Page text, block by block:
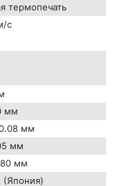
термопечать
с
мм
мм
мм
мм
(Япония)